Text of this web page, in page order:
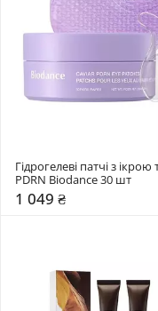
Гідрогелеві патчі з ікрою
PDRN Biodance 30 шт
1 049 ₴